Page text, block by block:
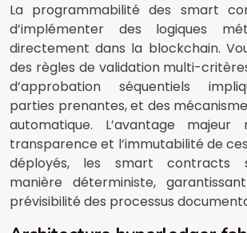
La programmabilité des smart
d’implémenter des logiques
directement dans la blockchain.
des règles de validation multi-
d’approbation séquentiels
parties prenantes, et des
automatique. L’avantage
transparence et l’immutabilité de
déployés, les smart contracts
manière déterministe,
prévisibilité des processus